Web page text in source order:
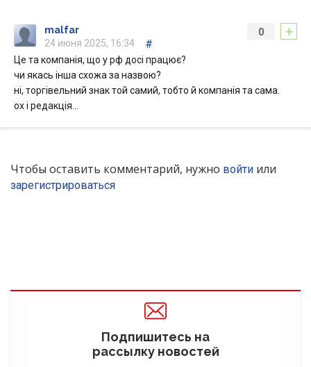
+
0
malfar
24 июня 2025, 16:34
#
Це та компанія, що у рф досі працює?
чи якась інша схожа за назвою?
ні, торгівельний знак той самий, тобто й компанія та сама.
ох і редакція…
Чтобы оставить комментарий, нужно войти или
зарегистрироваться
Подпишитесь на
рассылку новостей